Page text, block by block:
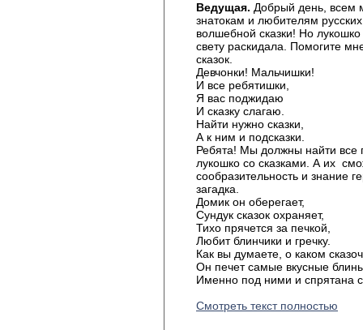
Ведущая. Добрый день, всем
знатокам и любителям
волшебной сказки! Но
свету раскидала. Помогите
сказок.
Девчонки! Мальчишки!
И все ребятишки,
Я вас поджидаю
И сказку слагаю.
Найти нужно сказки,
А к ним и подсказки.
Ребята! Мы должны найти все
лукошко со сказками. А их
сообразительность и знание
загадка.
Домик он оберегает,
Сундук сказок охраняет,
Тихо прячется за печкой,
Любит блинчики и гречку.
Как вы думаете, о каком
Он печет самые вкусные
Именно под ними и спрятана
Смотреть текст полностью